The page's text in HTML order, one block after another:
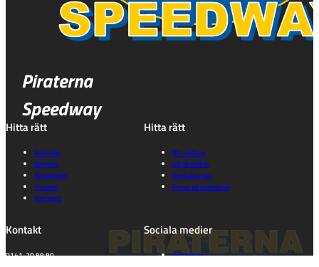
Piraterna
Speedway
Hitta rätt
Kalender
Biljetter
Föreningen
Truppen
Partners
Hitta rätt
Bli medlem
Gå på match
Kontakta oss
Prova på speedway
Kontakt
0141-20 99 90
Sociala medier
Instagram